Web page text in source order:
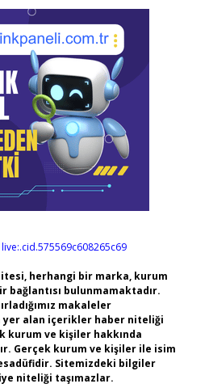
live:.cid.575569c608265c69
herhangi bir marka, kurum
bağlantısı bulunmamaktadır.
makaleler
yer alan içerikler haber niteliği
kurum ve kişiler hakkında
Gerçek kurum ve kişiler ile isim
Sitemizdeki bilgiler
niteliği taşımazlar.